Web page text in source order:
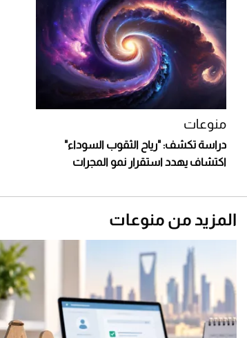
منوعات
دراسة تكشف: "رياح الثقوب السوداء"
اكتشاف يهدد استقرار نمو المجرات
المزيد من منوعات